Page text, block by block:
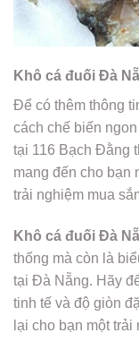
Khô cá đuối Đà
Để có thêm thông
cách chế biến
tại 116 Bạch Đằng
mang đến cho bạn
trải nghiệm mua
Khô cá đuối Đà
thống mà còn là
tại Đà Nẵng. Hãy
tinh tế và độ giòn
lại cho bạn một